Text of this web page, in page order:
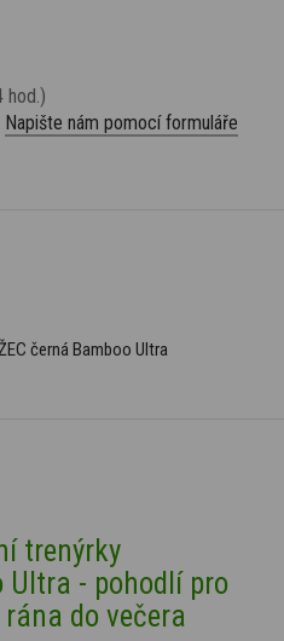
hod.)
Napište nám pomocí formuláře
černá Bamboo Ultra
trenýrky
Ultra - pohodlí pro
do večera